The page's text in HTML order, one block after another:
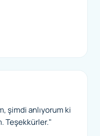
şimdi anlıyorum ki
Teşekkürler."